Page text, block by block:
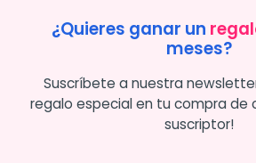
¿Quieres ganar un
meses?
Suscríbete a nuestra
regalo especial en tu compra de
suscriptor!